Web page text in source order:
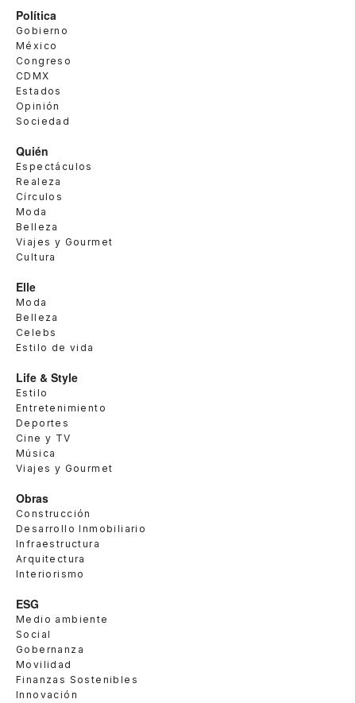
Política
Gobierno
México
Congreso
CDMX
Estados
Opinión
Sociedad
Quién
Espectáculos
Realeza
Círculos
Moda
Belleza
Viajes y Gourmet
Cultura
Elle
Moda
Belleza
Celebs
Estilo de vida
Life & Style
Estilo
Entretenimiento
Deportes
Cine y TV
Música
Viajes y Gourmet
Obras
Construcción
Desarrollo Inmobiliario
Infraestructura
Arquitectura
Interiorismo
ESG
Medio ambiente
Social
Gobernanza
Movilidad
Finanzas Sostenibles
Innovación